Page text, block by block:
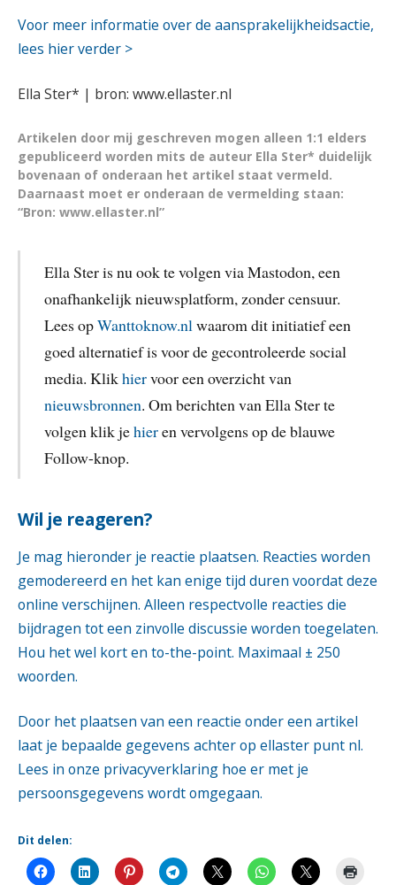
Voor meer informatie over de aansprakelijkheidsactie,
lees hier verder >
Ella Ster* | bron: www.ellaster.nl
Artikelen door mij geschreven mogen alleen 1:1 elders
gepubliceerd worden mits de auteur Ella Ster* duidelijk
bovenaan of onderaan het artikel staat vermeld.
Daarnaast moet er onderaan de vermelding staan:
“Bron: www.ellaster.nl”
Ella Ster is nu ook te volgen via Mastodon, een
onafhankelijk nieuwsplatform, zonder censuur.
Lees opWanttoknow.nl waarom dit initiatief een
goed alternatief is voor de gecontroleerde social
media. Klikhiervoor een overzicht van
nieuwsbronnen. Om berichten van Ella Ster te
volgen klik jehieren vervolgens op de blauwe
Follow-knop.
Wil je reageren?
Je mag hieronder je reactie plaatsen. Reacties worden
gemodereerd en het kan enige tijd duren voordat deze
online verschijnen. Alleen respectvolle reacties die
bijdragen tot een zinvolle discussie worden toegelaten.
Hou het wel kort en to-the-point. Maximaal ± 250
woorden.
Door het plaatsen van een reactie onder een artikel
laat je bepaalde gegevens achter op ellaster punt nl.
Lees in onze privacyverklaring hoe er met je
persoonsgegevens wordt omgegaan.
Dit delen: